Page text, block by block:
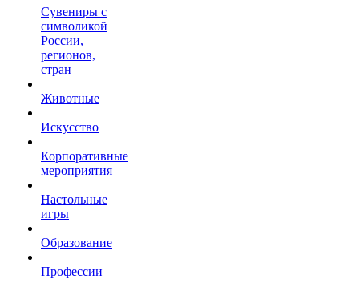
Сувениры с
символикой
России,
регионов,
стран
Животные
Искусство
Корпоративные
мероприятия
Настольные
игры
Образование
Профессии